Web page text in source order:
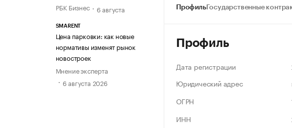
РБК Бизнес
6 августа
SMARENT
Цена парковки: как новые
нормативы изменят рынок
новостроек
Мнение эксперта
6 августа 2026
ПрофильГосударственные
Профиль
Дата регистрации
Юридический адрес
ОГРН
ИНН